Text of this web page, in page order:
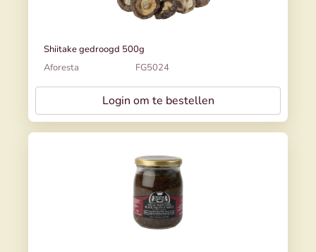
Shiitake gedroogd 500g
Aforesta
FG5024
Login om te bestellen